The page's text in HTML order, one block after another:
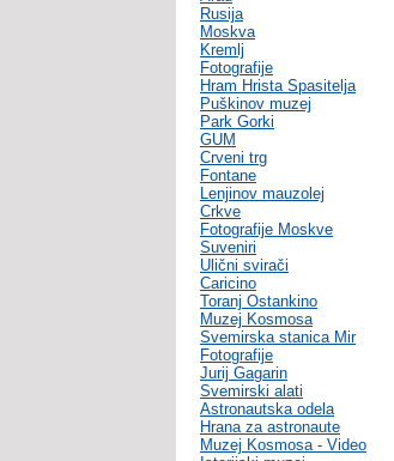
Rusija
Moskva
Kremlj
Fotografije
Hram Hrista Spasitelja
Puškinov muzej
Park Gorki
GUM
Crveni trg
Fontane
Lenjinov mauzolej
Crkve
Fotografije Moskve
Suveniri
Ulični svirači
Caricino
Toranj Ostankino
Muzej Kosmosa
Svemirska stanica Mir
Fotografije
Jurij Gagarin
Svemirski alati
Astronautska odela
Hrana za astronaute
Muzej Kosmosa - Video